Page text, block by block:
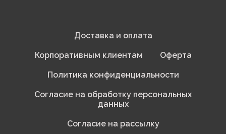
Доставка и оплата
Корпоративным клиентам Оферта
Политика конфиденциальности
Согласие на обработку персональных
данных
Согласие на рассылку